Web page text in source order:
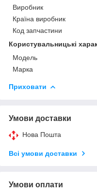
Виробник
Країна виробник
Код запчастини
Користувальницькі
Модель
Марка
Приховати
Умови доставки
Нова Пошта
Всі умови доставки
Умови оплати